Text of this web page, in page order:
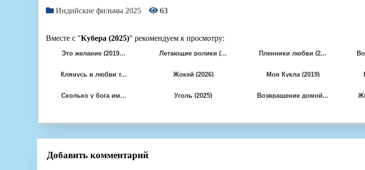
Индийские фильмы 2025 63
Вместе с "Кубера (2025)" рекомендуем к просмотру:
Это желание (2019... Летающие ролики (... Пленники любви (2...
Клянусь в любви т... Жокей (2026) Моя Кукла (2019)
Сколько у бога им... Уголь (2025) Возвращение домой...
Добавить комментарий